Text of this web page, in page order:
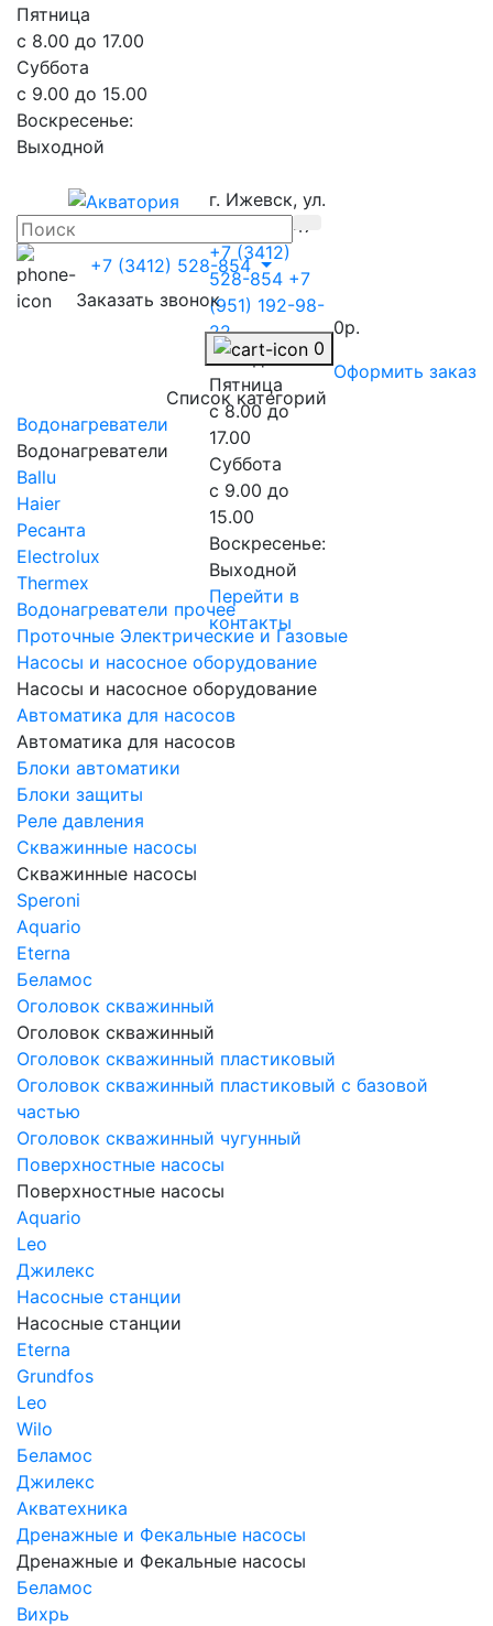
Пятница
с 8.00 до 17.00
Суббота
с 9.00 до 15.00
Воскресенье:
Выходной
г. Ижевск, ул.
Телегина 47
+7 (3412)
528-854 +7
(951) 192-98-
22
Понедельник-
Пятница
с 8.00 до
17.00
Суббота
с 9.00 до
15.00
Воскресенье:
Выходной
Перейти в
контакты
+7 (3412) 528-854
Заказать звонок
0
0р.
Оформить заказ
Список категорий
Водонагреватели
Водонагреватели
Ballu
Haier
Ресанта
Electrolux
Thermex
Водонагреватели прочее
Проточные Электрические и Газовые
Насосы и насосное оборудование
Насосы и насосное оборудование
Автоматика для насосов
Автоматика для насосов
Блоки автоматики
Блоки защиты
Реле давления
Скважинные насосы
Скважинные насосы
Speroni
Aquario
Eterna
Беламос
Оголовок скважинный
Оголовок скважинный
Оголовок скважинный пластиковый
Оголовок скважинный пластиковый с базовой
частью
Оголовок скважинный чугунный
Поверхностные насосы
Поверхностные насосы
Aquario
Leo
Джилекс
Насосные станции
Насосные станции
Eterna
Grundfos
Leo
Wilo
Беламос
Джилекс
Акватехника
Дренажные и Фекальные насосы
Дренажные и Фекальные насосы
Беламос
Вихрь